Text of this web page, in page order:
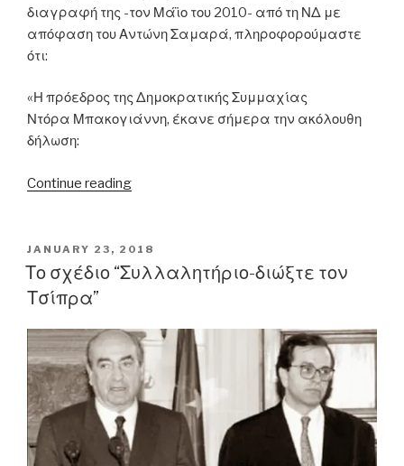
διαγραφή της -τον Μάϊο του 2010- από τη ΝΔ με
απόφαση του Αντώνη Σαμαρά, πληροφορούμαστε
ότι:
«Η πρόεδρος της Δημοκρατικής Συμμαχίας
Ντόρα Μπακογιάννη, έκανε σήμερα την ακόλουθη
δήλωση:
Continue reading“08.03.2012
Μπακογιάννη:
«ΠΑΣΟΚ
κατέθεσαν
τροπολογία-
σκάνδαλο
με
την
οποία
POSTED
ON
JANUARY 23, 2018
Το σχέδιο “Συλλαλητήριο-διώξτε τον
Τσίπρα”